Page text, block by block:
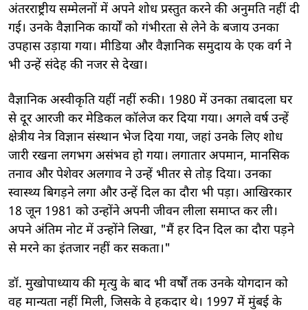
अंतरराष्ट्रीय सम्मेलनों में अपने शोध प्रस्तुत करने की अनुमति नहीं दी
गई। उनके वैज्ञानिक कार्यों को गंभीरता से लेने के बजाय उनका
उपहास उड़ाया गया। मीडिया और वैज्ञानिक समुदाय के एक वर्ग ने
भी उन्हें संदेह की नजर से देखा।
वैज्ञानिक अस्वीकृति यहीं नहीं रुकी। 1980 में उनका तबादला घर
से दूर आरजी कर मेडिकल कॉलेज कर दिया गया। अगले वर्ष उन्हें
क्षेत्रीय नेत्र विज्ञान संस्थान भेज दिया गया, जहां उनके लिए शोध
जारी रखना लगभग असंभव हो गया। लगातार अपमान, मानसिक
तनाव और पेशेवर अलगाव ने उन्हें भीतर से तोड़ दिया। उनका
स्वास्थ्य बिगड़ने लगा और उन्हें दिल का दौरा भी पड़ा। आखिरकार
18 जून 1981 को उन्होंने अपनी जीवन लीला समाप्त कर ली।
अपने अंतिम नोट में उन्होंने लिखा, "मैं हर दिन दिल का दौरा पड़ने
से मरने का इंतजार नहीं कर सकता।"
डॉ. मुखोपाध्याय की मृत्यु के बाद भी वर्षों तक उनके योगदान को
वह मान्यता नहीं मिली, जिसके वे हकदार थे। 1997 में मुंबई के